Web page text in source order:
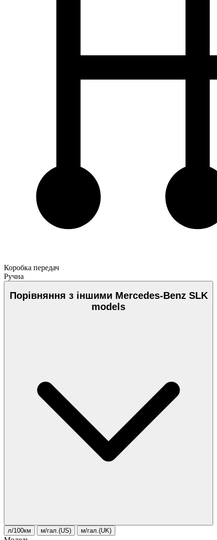
Коробка передач
Ручна
Порівняння з іншими Mercedes-Benz SLK
models
л/100км м/гал.(US) м/гал.(UK)